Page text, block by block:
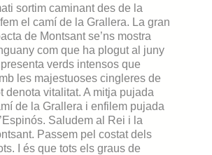
sortim caminant des de la
el camí de la Grallera. La gran
de Montsant se’ns mostra
com que ha plogut al juny
verds intensos que
les majestuoses cingleres de
denota vitalitat. A mitja pujada
de la Grallera i enfilem pujada
Saludem al Rei i la
Passem pel costat dels
I és que tots els graus de